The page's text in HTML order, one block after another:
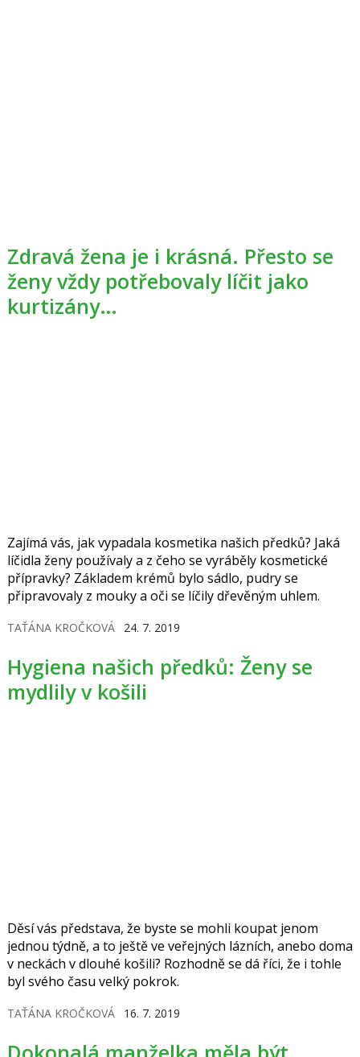
Zdravá žena je i krásná. Přesto se
ženy vždy potřebovaly líčit jako
kurtizány…
Zajímá vás, jak vypadala kosmetika našich předků? Jaká
líčidla ženy používaly a z čeho se vyráběly kosmetické
přípravky? Základem krémů bylo sádlo, pudry se
připravovaly z mouky a oči se líčily dřevěným uhlem.
TAŤÁNA KROČKOVÁ 24. 7. 2019
Hygiena našich předků: Ženy se
mydlily v košili
Děsí vás představa, že byste se mohli koupat jenom
jednou týdně, a to ještě ve veřejných lázních, anebo doma
v neckách v dlouhé košili? Rozhodně se dá říci, že i tohle
byl svého času velký pokrok.
TAŤÁNA KROČKOVÁ 16. 7. 2019